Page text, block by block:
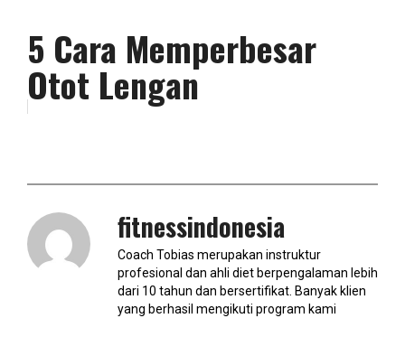
5 Cara Memperbesar
Otot Lengan
fitnessindonesia
Coach Tobias merupakan instruktur
profesional dan ahli diet berpengalaman lebih
dari 10 tahun dan bersertifikat. Banyak klien
yang berhasil mengikuti program kami